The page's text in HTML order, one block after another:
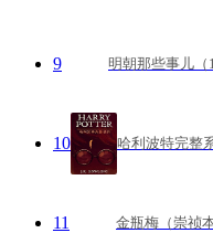
9 明朝那些事儿（
10 哈利波特完整
11 金瓶梅（崇祯本